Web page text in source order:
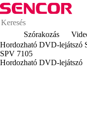
Szórakozás
Hordozható DVD-lejátszó
SPV 7105
Hordozható DVD-lejátszó